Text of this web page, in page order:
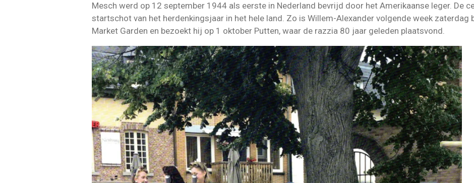
Mesch werd op 12 september 1944 als eerste in Nederland bevrijd door het Amerikaanse leger. De
startschot van het herdenkingsjaar in het hele land. Zo is Willem-Alexander volgende week zaterdag
Market Garden en bezoekt hij op 1 oktober Putten, waar de razzia 80 jaar geleden plaatsvond.